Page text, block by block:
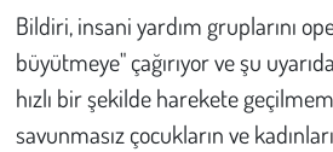
Bildiri, insani yardım gruplarını
büyütmeye" çağırıyor ve şu
hızlı bir şekilde harekete
savunmasız çocukların ve